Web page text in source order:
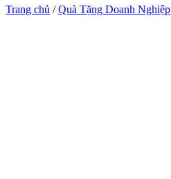
Trang chủ /Quà Tặng Doanh Nghiệp